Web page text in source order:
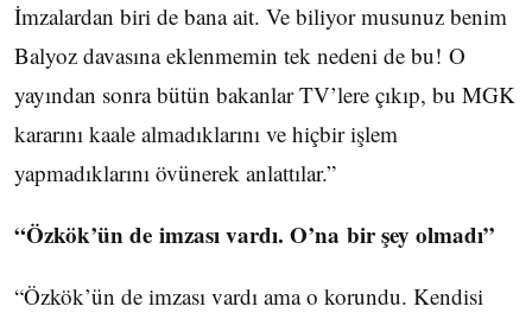
İmzalardan biri de bana ait. Ve biliyor musunuz benim
Balyoz davasına eklenmemin tek nedeni de bu! O
yayından sonra bütün bakanlar TV’lere çıkıp, bu MGK
kararını kaale almadıklarını ve hiçbir işlem
yapmadıklarını övünerek anlattılar.”
“Özkök’ün de imzası vardı. O’na bir şey olmadı”
“Özkök’ün de imzası vardı ama o korundu. Kendisi